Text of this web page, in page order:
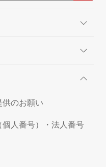
供のお願い
人番号）・法人番号